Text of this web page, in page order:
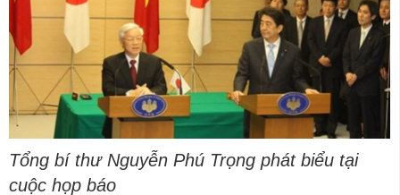
Tổng bí thư Nguyễn Phú Trọng phát biểu tại
cuộc họp báo